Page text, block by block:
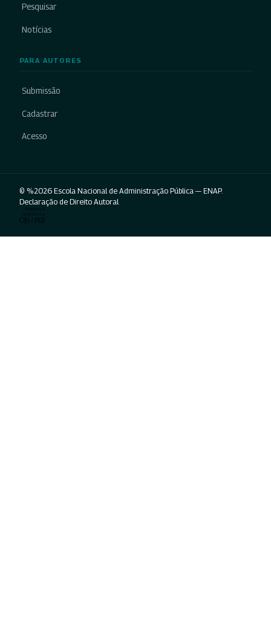
Pesquisar
Notícias
PARA AUTORES
Submissão
Cadastrar
Acesso
© %2026 Escola Nacional de Administração Pública — ENAP.
Declaração de Direito Autoral